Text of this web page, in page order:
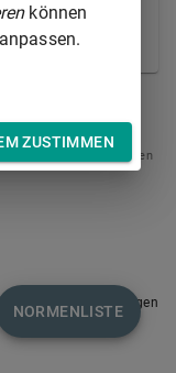
§§ 1179a
zur Navigation zwischen
NORMENLISTE
Nutzungsbedingungen
können
ZUSTIMMEN